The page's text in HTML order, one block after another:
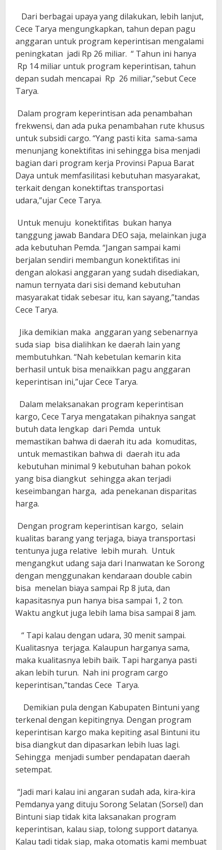
Dari berbagai upaya yang dilakukan, lebih lanjut,
Cece Tarya mengungkapkan, tahun depan pagu
anggaran untuk program keperintisan mengalami
peningkatan jadi Rp 26 miliar. “ Tahun ini hanya
Rp 14 miliar untuk program keperintisan, tahun
depan sudah mencapai Rp 26 miliar,”sebut Cece
Tarya.
Dalam program keperintisan ada penambahan
frekwensi, dan ada puka penambahan rute khusus
untuk subsidi cargo. “Yang pasti kita sama-sama
menunjang konektifitas ini sehingga bisa menjadi
bagian dari program kerja Provinsi Papua Barat
Daya untuk memfasilitasi kebutuhan masyarakat,
terkait dengan konektiftas transportasi
udara,”ujar Cece Tarya.
Untuk menuju konektifitas bukan hanya
tanggung jawab Bandara DEO saja, melainkan juga
ada kebutuhan Pemda. “Jangan sampai kami
berjalan sendiri membangun konektifitas ini
dengan alokasi anggaran yang sudah disediakan,
namun ternyata dari sisi demand kebutuhan
masyarakat tidak sebesar itu, kan sayang,”tandas
Cece Tarya.
Jika demikian maka anggaran yang sebenarnya
suda siap bisa dialihkan ke daerah lain yang
membutuhkan. “Nah kebetulan kemarin kita
berhasil untuk bisa menaikkan pagu anggaran
keperintisan ini,”ujar Cece Tarya.
Dalam melaksanakan program keperintisan
kargo, Cece Tarya mengatakan pihaknya sangat
butuh data lengkap dari Pemda untuk
memastikan bahwa di daerah itu ada komuditas,
untuk memastikan bahwa di daerah itu ada
kebutuhan minimal 9 kebutuhan bahan pokok
yang bisa diangkut sehingga akan terjadi
keseimbangan harga, ada penekanan disparitas
harga.
Dengan program keperintisan kargo, selain
kualitas barang yang terjaga, biaya transportasi
tentunya juga relative lebih murah. Untuk
mengangkut udang saja dari Inanwatan ke Sorong
dengan menggunakan kendaraan double cabin
bisa menelan biaya sampai Rp 8 juta, dan
kapasitasnya pun hanya bisa sampai 1, 2 ton.
Waktu angkut juga lebih lama bisa sampai 8 jam.
“ Tapi kalau dengan udara, 30 menit sampai.
Kualitasnya terjaga. Kalaupun harganya sama,
maka kualitasnya lebih baik. Tapi harganya pasti
akan lebih turun. Nah ini program cargo
keperintisan,”tandas Cece Tarya.
Demikian pula dengan Kabupaten Bintuni yang
terkenal dengan kepitingnya. Dengan program
keperintisan kargo maka kepiting asal Bintuni itu
bisa diangkut dan dipasarkan lebih luas lagi.
Sehingga menjadi sumber pendapatan daerah
setempat.
“Jadi mari kalau ini angaran sudah ada, kira-kira
Pemdanya yang dituju Sorong Selatan (Sorsel) dan
Bintuni siap tidak kita laksanakan program
keperintisan, kalau siap, tolong support datanya.
Kalau tadi tidak siap, maka otomatis kami membuat